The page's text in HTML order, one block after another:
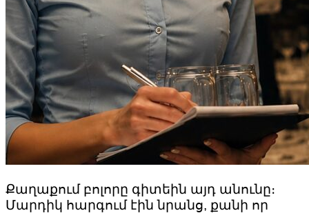
Քաղաքում բոլորը գիտեին այդ անունը։
Մարդիկ հարգում էին նրանց, քանի որ